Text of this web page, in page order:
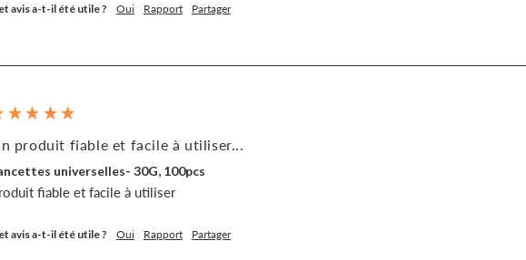
avis a-t-il été utile ? Oui Rapport Partager
produit fiable et facile à utiliser...
universelles- 30G, 100pcs
fiable et facile à utiliser
avis a-t-il été utile ? Oui Rapport Partager